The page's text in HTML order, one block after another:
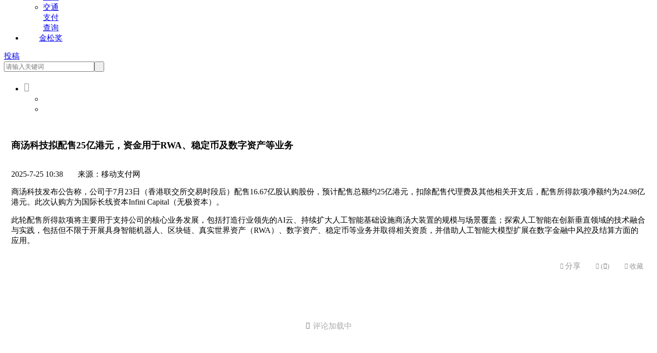
交通
支付
查询
金松奖
投稿

商汤科技拟配售25亿港元，资金用于RWA、稳定币及数字资产等业务
2025-7-25 10:38 来源：移动支付网
商汤科技发布公告称，公司于7月23日（香港联交所交易时段后）配售16.67亿股认购股份，预计配售总额约25亿港元，扣除配售代理费及其他相关开支后，配售所得款项净额约为24.98亿
港元。此次认购方为国际长线资本Infini Capital（无极资本）。
此轮配售所得款项将主要用于支持公司的核心业务发展，包括打造行业领先的AI云、持续扩大人工智能基础设施商汤大装置的规模与场景覆盖；探索人工智能在创新垂直领域的技术融合
与实践，包括但不限于开展具身智能机器人、区块链、真实世界资产（RWA）、数字资产、稳定币等业务并取得相关资质，并借助人工智能大模型扩展在数字金融中风控及结算方面的
应用。
 分享  ( )  收藏
 评论加载中